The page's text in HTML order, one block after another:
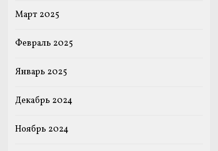
Март 2025
Февраль 2025
Январь 2025
Декабрь 2024
Ноябрь 2024